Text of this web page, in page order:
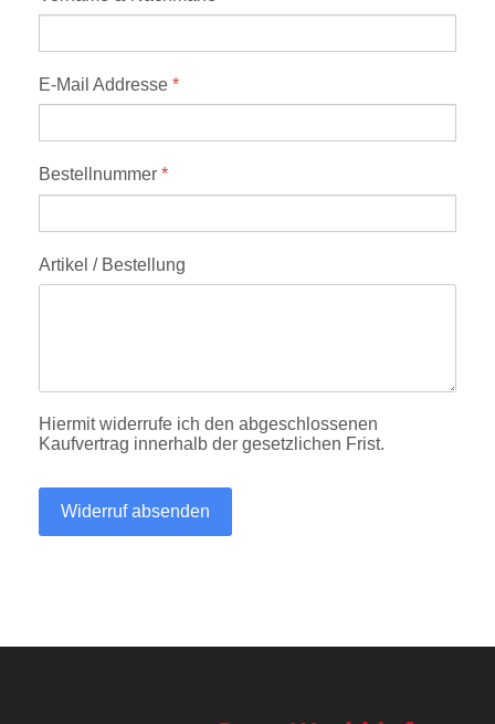
E-Mail Addresse *
Bestellnummer *
Artikel / Bestellung
Hiermit widerrufe ich den abgeschlossenen
Kaufvertrag innerhalb der gesetzlichen Frist.
Widerruf absenden